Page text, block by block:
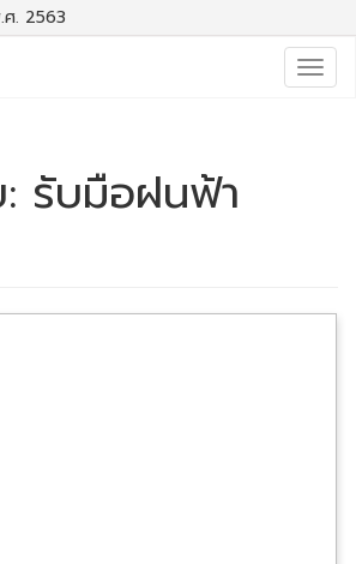
. 2563
รับมือฝนฟ้า